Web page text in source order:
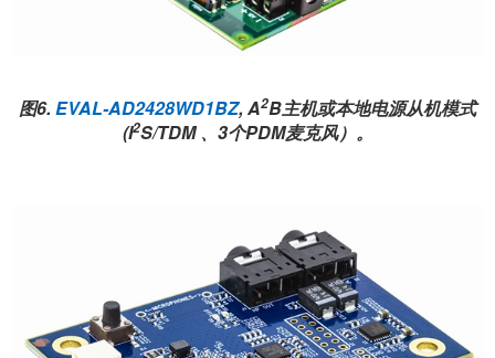
图6. EVAL-AD2428WD1BZ, A2B主机或本地电源从机模式
(I2S/TDM 、3个PDM麦克风）。